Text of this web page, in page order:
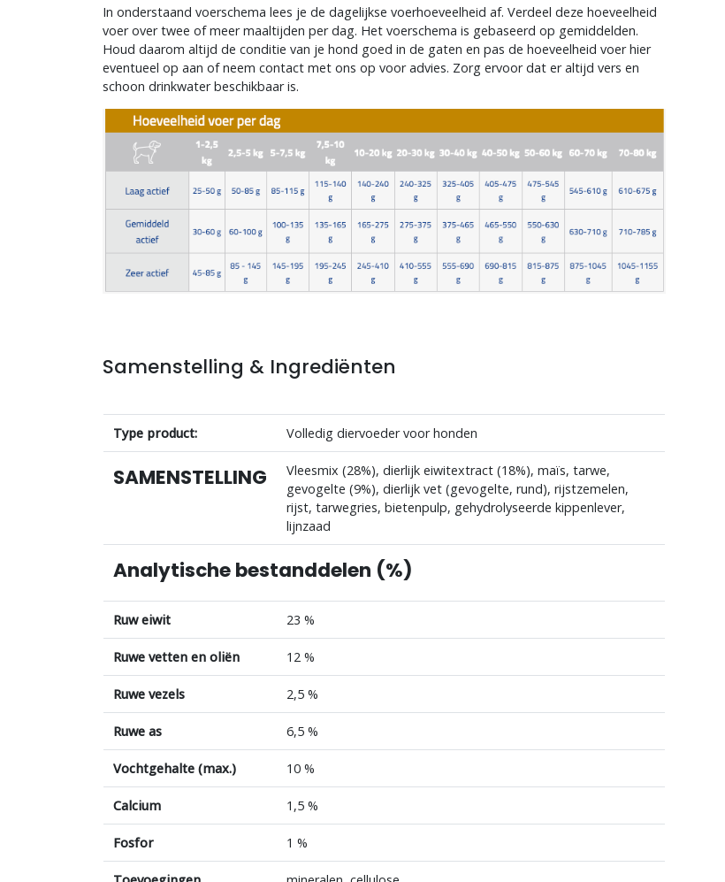
In onderstaand voerschema lees je de dagelijkse voerhoeveelheid af. Verdeel deze hoeveelheid
voer over twee of meer maaltijden per dag. Het voerschema is gebaseerd op gemiddelden.
Houd daarom altijd de conditie van je hond goed in de gaten en pas de hoeveelheid voer hier
eventueel op aan of neem contact met ons op voor advies. Zorg ervoor dat er altijd vers en
schoon drinkwater beschikbaar is.
Samenstelling & Ingrediënten
Type product: Volledig diervoeder voor honden
SAMENSTELLING
Vleesmix (28%), dierlijk eiwitextract (18%), maïs, tarwe,
gevogelte (9%), dierlijk vet (gevogelte, rund), rijstzemelen,
rijst, tarwegries, bietenpulp, gehydrolyseerde kippenlever,
lijnzaad
Analytische bestanddelen (%)
Ruw eiwit 23 %
Ruwe vetten en oliën 12 %
Ruwe vezels 2,5 %
Ruwe as 6,5 %
Vochtgehalte (max.) 10 %
Calcium 1,5 %
Fosfor 1 %